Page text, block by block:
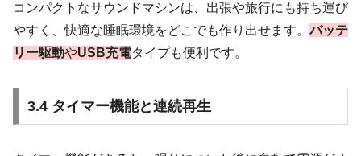
コンパクトなサウンドマシンは、出張や旅行にも持ち運び
やすく、快適な睡眠環境をどこでも作り出せます。バッテ
リー駆動やUSB充電タイプも便利です。
3.4 タイマー機能と連続再生